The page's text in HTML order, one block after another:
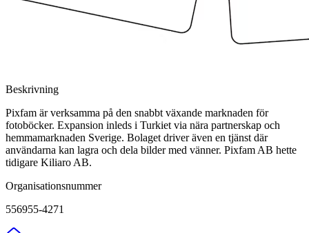
Beskrivning
Pixfam är verksamma på den snabbt växande marknaden för
fotoböcker. Expansion inleds i Turkiet via nära partnerskap och
hemmamarknaden Sverige. Bolaget driver även en tjänst där
användarna kan lagra och dela bilder med vänner. Pixfam AB hette
tidigare Kiliaro AB.
Organisationsnummer
556955-4271